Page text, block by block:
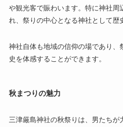
や観光客で賑わいます。特に神社周
れ、祭りの中心となる神社として歴
神社自体も地域の信仰の場であり、
史を体感することができます。
秋まつりの魅力
三津厳島神社の秋祭りは、男たちが